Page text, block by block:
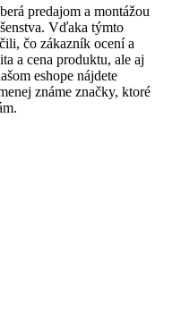
predajom a montážou
Vďaka týmto
čo zákazník ocení a
a cena produktu, ale aj
eshope nájdete
známe značky, ktoré